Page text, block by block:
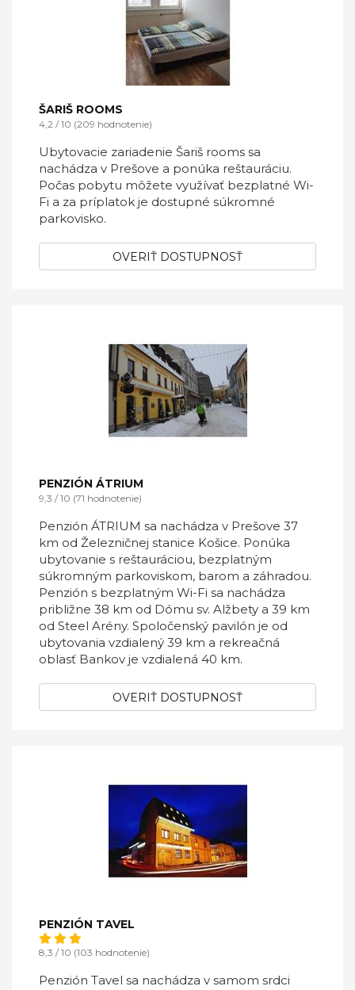
ŠARIŠ ROOMS
4,2 / 10 (209 hodnotenie)
Ubytovacie zariadenie Šariš rooms sa
nachádza v Prešove a ponúka reštauráciu.
Počas pobytu môžete využívať bezplatné Wi-
Fi a za príplatok je dostupné súkromné
parkovisko.
OVERIŤ DOSTUPNOSŤ
PENZIÓN ÁTRIUM
9,3 / 10 (71 hodnotenie)
Penzión ÁTRIUM sa nachádza v Prešove 37
km od Železničnej stanice Košice. Ponúka
ubytovanie s reštauráciou, bezplatným
súkromným parkoviskom, barom a záhradou.
Penzión s bezplatným Wi-Fi sa nachádza
približne 38 km od Dómu sv. Alžbety a 39 km
od Steel Arény. Spoločenský pavilón je od
ubytovania vzdialený 39 km a rekreačná
oblasť Bankov je vzdialená 40 km.
OVERIŤ DOSTUPNOSŤ
PENZIÓN TAVEL
8,3 / 10 (103 hodnotenie)
Penzión Tavel sa nachádza v samom srdci